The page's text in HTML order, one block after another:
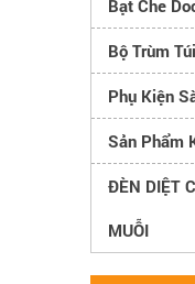
Bạt Che
Bộ Trùm
Phụ Kiện
Sản Phẩm
ĐÈN DIỆT
MUỖI